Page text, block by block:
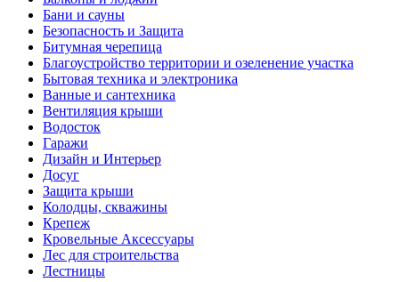
Бани и сауны
Безопасность и Защита
Битумная черепица
Благоустройство территории и озеленение участка
Бытовая техника и электроника
Ванные и сантехника
Вентиляция крыши
Водосток
Гаражи
Дизайн и Интерьер
Досуг
Защита крыши
Колодцы, скважины
Крепеж
Кровельные Аксессуары
Лес для строительства
Лестницы